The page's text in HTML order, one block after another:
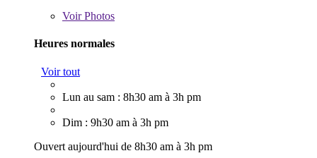
VoirPhotos
Heures normales
Voir tout
Lun au sam : 8h30 am à 3h pm
Dim : 9h30 am à 3h pm
Ouvert aujourd'hui de 8h30 am à 3h pm